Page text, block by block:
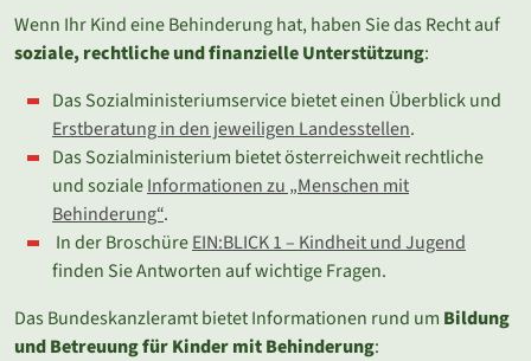
Wenn Ihr Kind eine Behinderung hat, haben Sie das Recht auf
soziale, rechtliche und finanzielle Unterstützung:
Das Sozialministeriumservice bietet einen Überblick und
Erstberatung in den jeweiligen Landesstellen.
Das Sozialministerium bietet österreichweit rechtliche
und sozialeInformationen zu „Menschen mit
Behinderung“.
In der BroschüreEIN:BLICK 1 – Kindheit und Jugend
finden Sie Antworten auf wichtige Fragen.
Das Bundeskanzleramt bietet Informationen rund um Bildung
und Betreuung für Kinder mit Behinderung: